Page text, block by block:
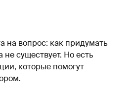
на вопрос: как придумать
не существует. Но есть
которые помогут